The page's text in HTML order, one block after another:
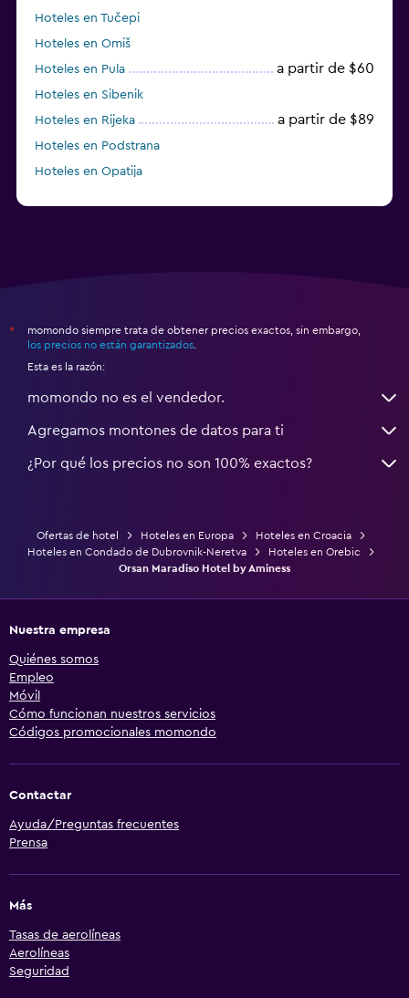
Hoteles en Tučepi
Hoteles en Omiš
Hoteles en Pula
a partir de $60
Hoteles en Sibenik
Hoteles en Rijeka
a partir de $89
Hoteles en Podstrana
Hoteles en Opatija
*
momondo siempre trata de obtener precios exactos, sin embargo,
los precios no están garantizados
Esta es la razón:
momondo no es el vendedor.
Agregamos montones de datos para ti
¿Por qué los precios no son 100% exactos?
Ofertas de hotel Hoteles en Europa
Hoteles en Croacia
Hoteles en Condado de Dubrovnik-Neretva
Hoteles en Orebic
Orsan Maradiso Hotel by Aminess
Nuestra empresa
Quiénes somos
Empleo
Móvil
Cómo funcionan nuestros servicios
Códigos promocionales momondo
Contactar
Ayuda/Preguntas frecuentes
Prensa
Más
Tasas de aerolíneas
Aerolíneas
Seguridad